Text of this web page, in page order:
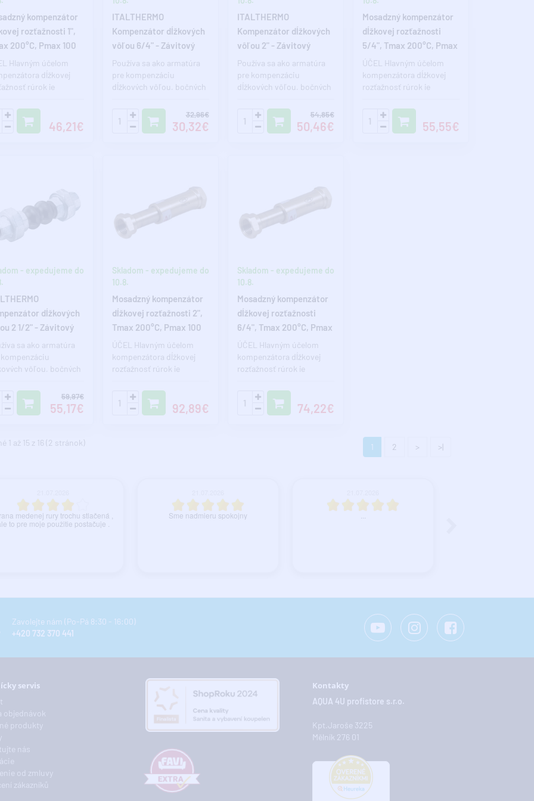
kompenzátor
rozťažnosti 1",
200°C, Pmax 100
Hlavným účelom
dĺžkovej
rúrok je
a rozťa..
46,21€
ITALTHERMO
Kompenzátor dĺžkových
vôľou 6/4" - Závitový
Používa sa ako armatúra
pre kompenzáciu
dĺžkových vôľou, bočných
tepelnej dilatá..
32,96€
30,32€
ITALTHERMO
Kompenzátor dĺžkových
vôľou 2" - Závitový
Používa sa ako armatúra
pre kompenzáciu
dĺžkových vôľou, bočných
tepelnej dilatá..
54,85€
50,46€
Mosadzný kompenzátor
dĺžkovej rozťažnosti
5/4", Tmax 200°C, Pmax
100 BAR
ÚČEL Hlavným účelom
kompenzátora dĺžkovej
rozťažnosť rúrok je
zmršťovanie a rozťa..
55,55€
- expedujeme do
dĺžkových
2 1/2" - Závitový
sa ako armatúra
vôľou, bočných
dilatá..
59,97€
55,17€
Skladom - expedujeme do
10.8.
Mosadzný kompenzátor
dĺžkovej rozťažnosti 2",
Tmax 200°C, Pmax 100
BAR
ÚČEL Hlavným účelom
kompenzátora dĺžkovej
rozťažnosť rúrok je
zmršťovanie a rozťa..
92,89€
Skladom - expedujeme do
10.8.
Mosadzný kompenzátor
dĺžkovej rozťažnosti
6/4", Tmax 200°C, Pmax
100 BAR
ÚČEL Hlavným účelom
kompenzátora dĺžkovej
rozťažnosť rúrok je
zmršťovanie a rozťa..
74,22€
1 až 15 z 16 (2 stránok) 1 2 > >|
medenej rury trochu stlačená ,
to pre moje použitie postačuje .
Sme nadmieru spokojny
Zavolejte nám (Po-Pá 8:30 - 16:00)
+420 732 370 441
servis
objednávok
produkty
nás
od zmluvy
zákazníků
Kontakty
AQUA 4U profistore s.r.o.
Kpt.Jaroše 3225
Mělník 276 01